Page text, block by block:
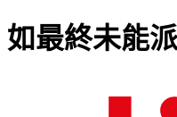
如最終未能